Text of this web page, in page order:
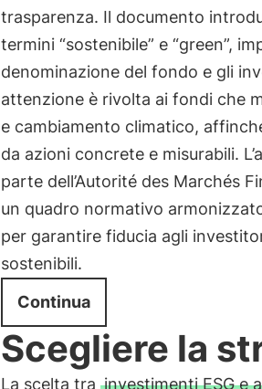
trasparenza. Il documento
termini “sostenibile” e “green”,
denominazione del fondo e gli
attenzione è rivolta ai fondi che
e cambiamento climatico,
da azioni concrete e misurabili.
parte dell’Autorité des Marchés
un quadro normativo
per garantire fiducia agli
sostenibili.
Continua
Scegliere la
La scelta tra investimenti ESG e